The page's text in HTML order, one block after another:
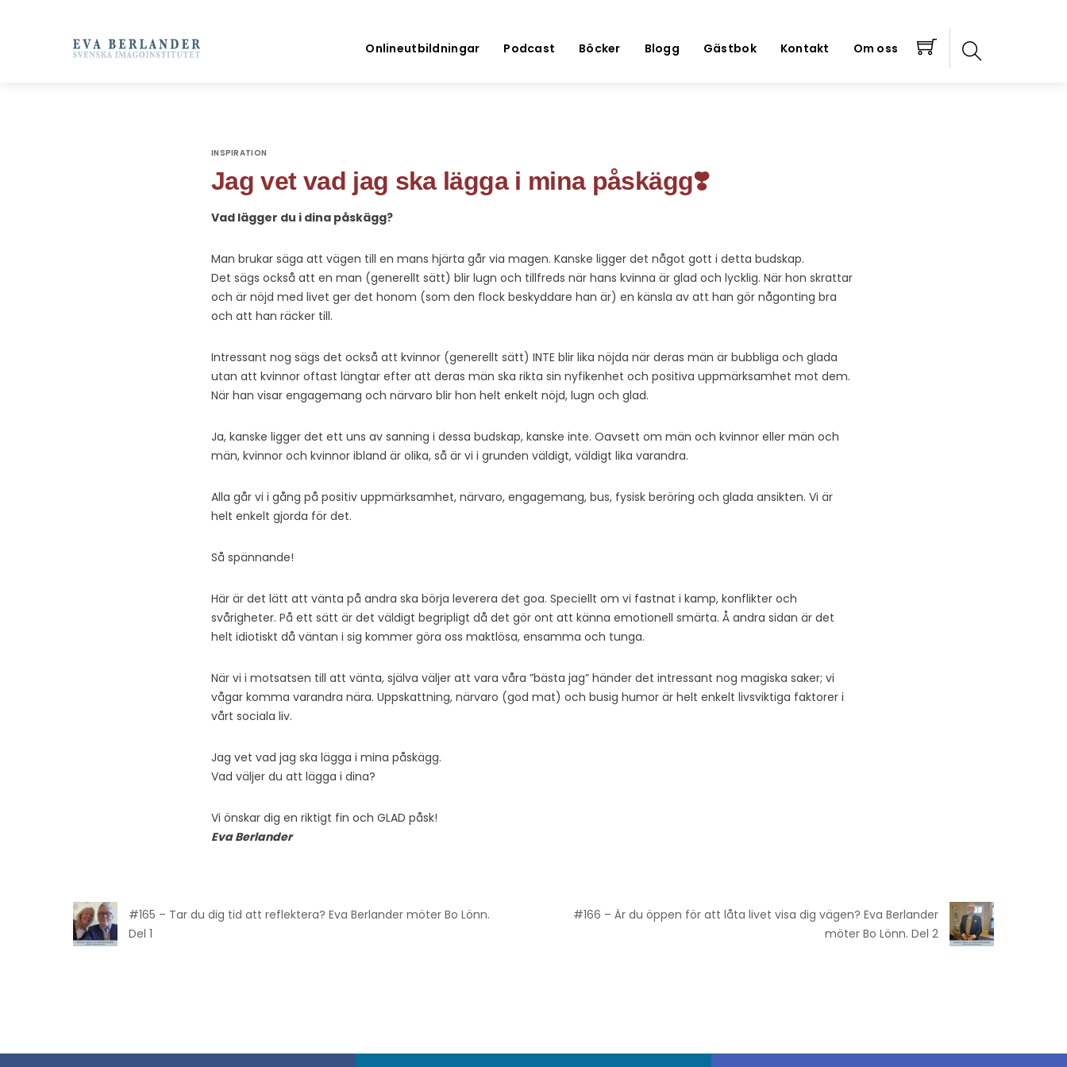
Onlineutbildningar Podcast Böcker Blogg Gästbok Kontakt Om oss
INSPIRATION
Jag vet vad jag ska lägga i mina påskägg❣️
Vad lägger du i dina påskägg?
Man brukar säga att vägen till en mans hjärta går via magen. Kanske ligger det något gott i detta budskap.
Det sägs också att en man (generellt sätt) blir lugn och tillfreds när hans kvinna är glad och lycklig. När hon skrattar
och är nöjd med livet ger det honom (som den flock beskyddare han är) en känsla av att han gör någonting bra
och att han räcker till.
Intressant nog sägs det också att kvinnor (generellt sätt) INTE blir lika nöjda när deras män är bubbliga och glada
utan att kvinnor oftast längtar efter att deras män ska rikta sin nyfikenhet och positiva uppmärksamhet mot dem.
När han visar engagemang och närvaro blir hon helt enkelt nöjd, lugn och glad.
Ja, kanske ligger det ett uns av sanning i dessa budskap, kanske inte. Oavsett om män och kvinnor eller män och
män, kvinnor och kvinnor ibland är olika, så är vi i grunden väldigt, väldigt lika varandra.
Alla går vi i gång på positiv uppmärksamhet, närvaro, engagemang, bus, fysisk beröring och glada ansikten. Vi är
helt enkelt gjorda för det.
Så spännande!
Här är det lätt att vänta på andra ska börja leverera det goa. Speciellt om vi fastnat i kamp, konflikter och
svårigheter. På ett sätt är det väldigt begripligt då det gör ont att känna emotionell smärta. Å andra sidan är det
helt idiotiskt då väntan i sig kommer göra oss maktlösa, ensamma och tunga.
När vi i motsatsen till att vänta, själva väljer att vara våra ”bästa jag” händer det intressant nog magiska saker; vi
vågar komma varandra nära. Uppskattning, närvaro (god mat) och busig humor är helt enkelt livsviktiga faktorer i
vårt sociala liv.
Jag vet vad jag ska lägga i mina påskägg.
Vad väljer du att lägga i dina?
Vi önskar dig en riktigt fin och GLAD påsk!
Eva Berlander
#165 – Tar du dig tid att reflektera? Eva Berlander möter Bo Lönn.
Del 1
#166 – Är du öppen för att låta livet visa dig vägen? Eva Berlander
möter Bo Lönn. Del 2